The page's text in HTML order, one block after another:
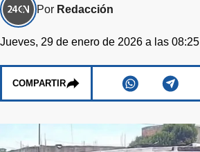
Por Redacción
Jueves, 29 de enero de 2026 a las 08:25
COMPARTIR